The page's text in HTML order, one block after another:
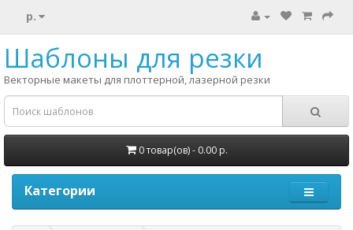
р.
Шаблоны для резки
Векторные макеты для плоттерной, лазерной резки
0 товар(ов) - 0.00 р.
Категории